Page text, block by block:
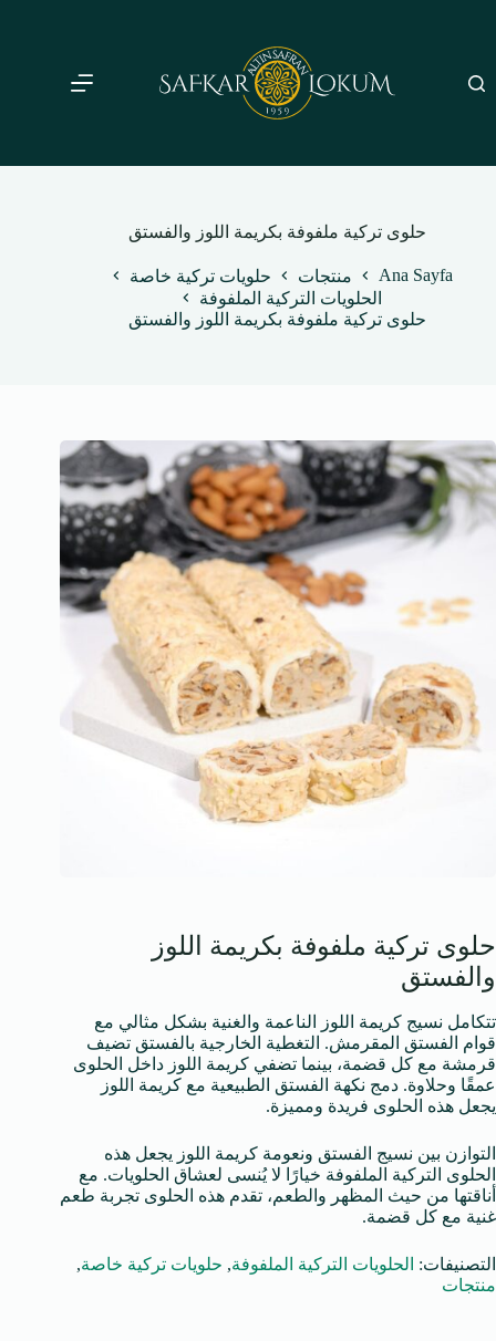
حلوى تركية ملفوفة بكريمة اللوز والفستق
Ana Sayfa منتجات
حلويات تركية خاصة
الحلويات التركية الملفوفة
حلوى تركية ملفوفة بكريمة اللوز والفستق
حلوى تركية ملفوفة بكريمة اللوز
والفستق
تتكامل نسيج كريمة اللوز الناعمة والغنية بشكل مثالي مع
قوام الفستق المقرمش. التغطية الخارجية بالفستق تضيف
قرمشة مع كل قضمة، بينما تضفي كريمة اللوز داخل الحلوى
عمقًا وحلاوة. دمج نكهة الفستق الطبيعية مع كريمة اللوز
يجعل هذه الحلوى فريدة ومميزة.
التوازن بين نسيج الفستق ونعومة كريمة اللوز يجعل هذه
الحلوى التركية الملفوفة خيارًا لا يُنسى لعشاق الحلويات. مع
أناقتها من حيث المظهر والطعم، تقدم هذه الحلوى تجربة طعم
غنية مع كل قضمة.
التصنيفات: الحلويات التركية الملفوفة, حلويات تركية خاصة,
منتجات